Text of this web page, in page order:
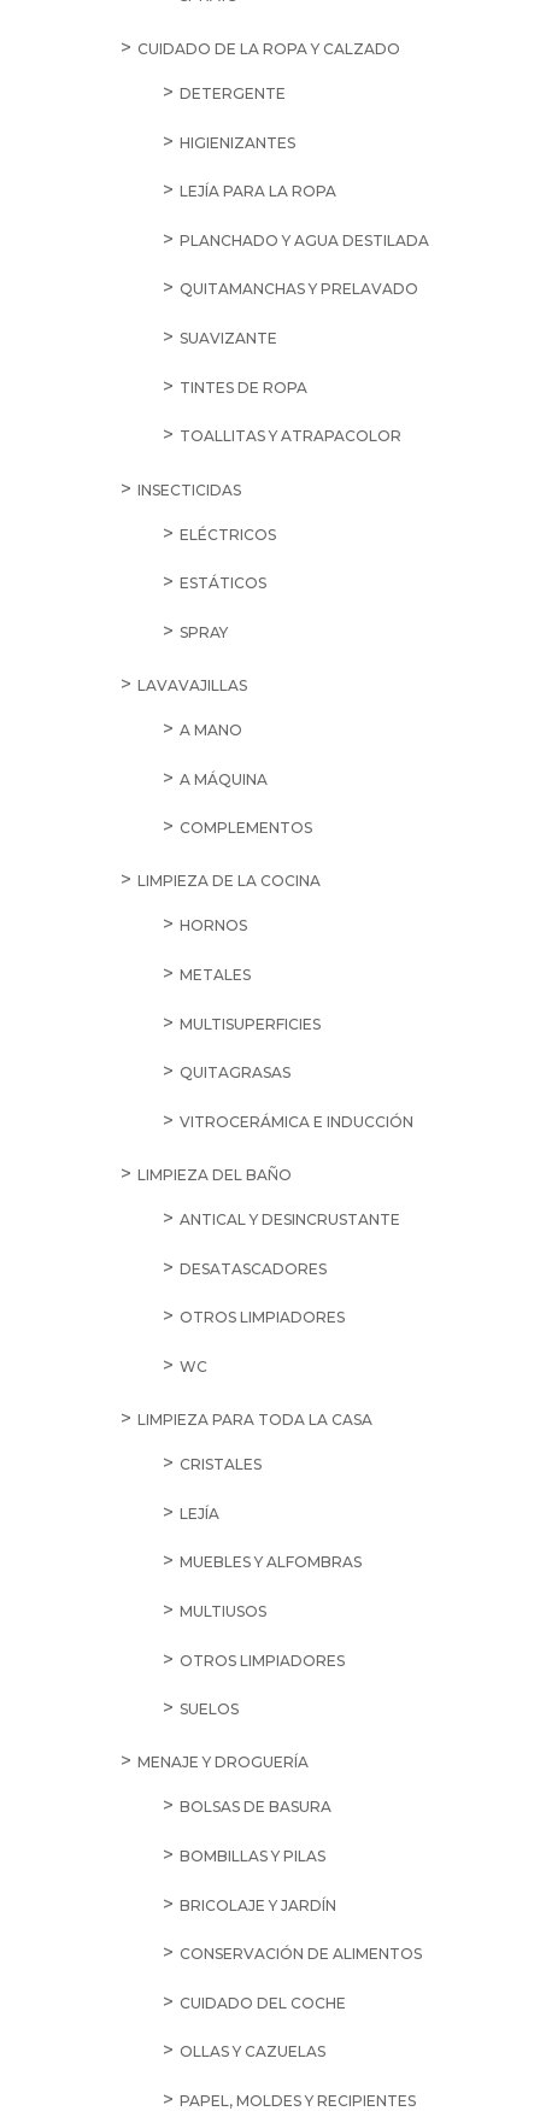
CUIDADO DE LA ROPA Y CALZADO
DETERGENTE
HIGIENIZANTES
LEJÍA PARA LA ROPA
PLANCHADO Y AGUA DESTILADA
QUITAMANCHAS Y PRELAVADO
SUAVIZANTE
TINTES DE ROPA
TOALLITAS Y ATRAPACOLOR
INSECTICIDAS
ELÉCTRICOS
ESTÁTICOS
SPRAY
LAVAVAJILLAS
A MANO
A MÁQUINA
COMPLEMENTOS
LIMPIEZA DE LA COCINA
HORNOS
METALES
MULTISUPERFICIES
QUITAGRASAS
VITROCERÁMICA E INDUCCIÓN
LIMPIEZA DEL BAÑO
ANTICAL Y DESINCRUSTANTE
DESATASCADORES
OTROS LIMPIADORES
WC
LIMPIEZA PARA TODA LA CASA
CRISTALES
LEJÍA
MUEBLES Y ALFOMBRAS
MULTIUSOS
OTROS LIMPIADORES
SUELOS
MENAJE Y DROGUERÍA
BOLSAS DE BASURA
BOMBILLAS Y PILAS
BRICOLAJE Y JARDÍN
CONSERVACIÓN DE ALIMENTOS
CUIDADO DEL COCHE
OLLAS Y CAZUELAS
PAPEL, MOLDES Y RECIPIENTES